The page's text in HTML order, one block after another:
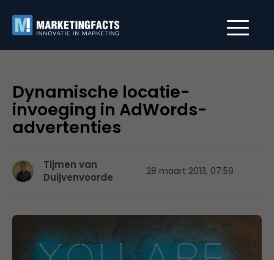
Dynamische locatie-
invoeging in AdWords-
advertenties
Tijmen van
Duijvenvoorde
28 maart 2013, 07:59